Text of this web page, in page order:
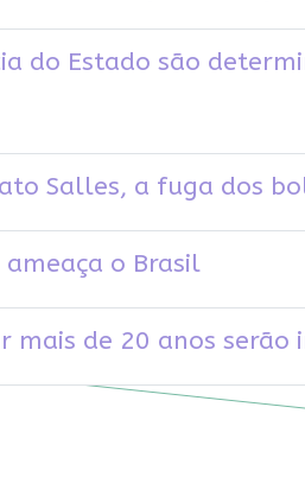
do Estado são
Salles, a fuga dos
ameaça o Brasil
de 20 anos serão